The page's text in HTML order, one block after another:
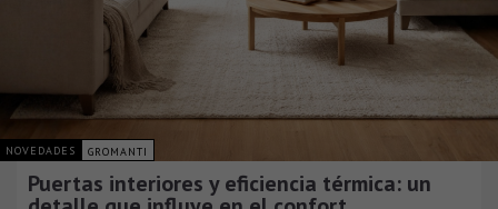
NOVEDADES GROMANTI
Puertas interiores y eficiencia térmica: un